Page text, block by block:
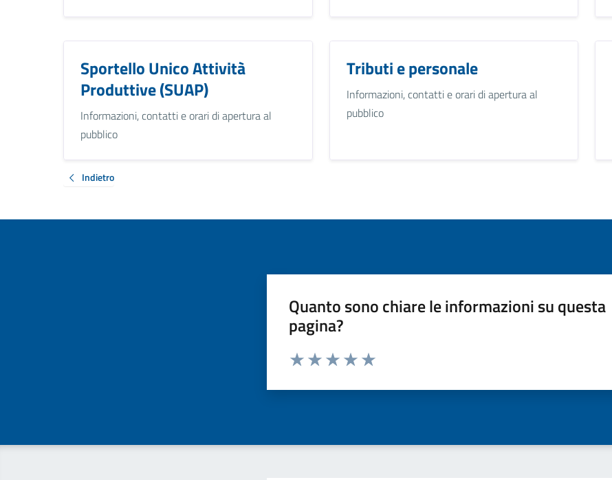
Sportello Unico Attività
Produttive (SUAP)
Informazioni, contatti e orari di apertura al
pubblico
Tributi e personale
Informazioni, contatti e orari di apertura al
pubblico
Indietro
Quanto sono chiare le informazioni su questa
pagina?
Valuta da 1 a 5 stelle la pagina